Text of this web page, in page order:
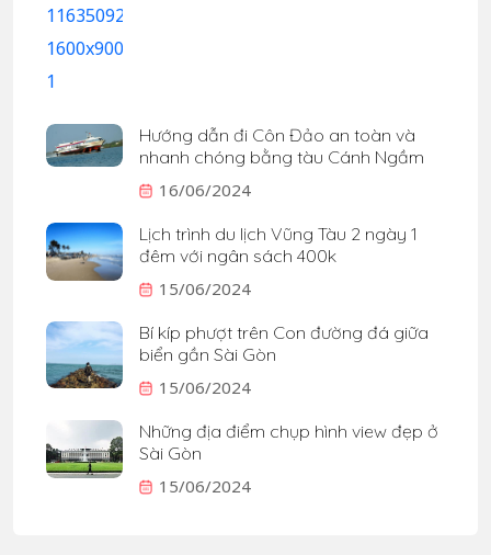
Hướng dẫn đi Côn Đảo an toàn và
nhanh chóng bằng tàu Cánh Ngầm
16/06/2024
Lịch trình du lịch Vũng Tàu 2 ngày 1
đêm với ngân sách 400k
15/06/2024
Bí kíp phượt trên Con đường đá giữa
biển gần Sài Gòn
15/06/2024
Những địa điểm chụp hình view đẹp ở
Sài Gòn
15/06/2024